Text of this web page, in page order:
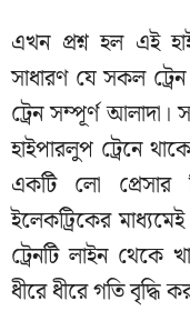
এখন প্রশ্ন হল এই
সাধারণ যে সকল
ট্রেন সম্পূর্ণ আলাদা।
হাইপারলুপ ট্রেনে
একটি লো প্রেসার
ইলেকট্রিকের
ট্রেনটি লাইন থেকে
ধীরে ধীরে গতি